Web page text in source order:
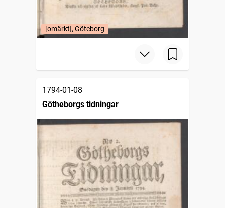
[omärkt], Göteborg
1794-01-08
Götheborgs tidningar